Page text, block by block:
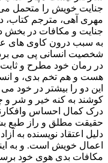
جنایت خویش را متحمل
مهری آهی، مترجم کتاب،
جنایت و مکافات در بخش
به سبب درون کاوی های
شخصیت انسانی پی می برد و
در رمان خود مطرح و
هست و هم تخم بدی، و
این دو را بیشتر در خود
کوشند به کنه خیر و شر و
درک کمال احساس
حقیقت مطلق و راز طبع
دلیل اعتقاد نویسنده به
اعمال خویش است. و به
مکافات بدی هوی خود